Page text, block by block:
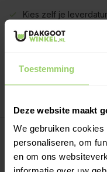
Toestemming
Deze website maakt
We gebruiken
personaliseren, om
en om ons
Kies zelf je
Ook op zaterdag
Gratis verzenden
Betaal achteraf, geen
Beschrijving
Regenpijp lengtes: